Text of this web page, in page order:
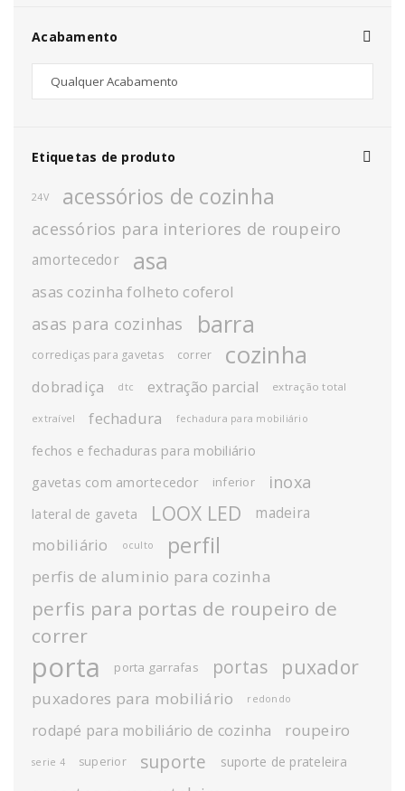
Acabamento
Etiquetas de produto
24V acessórios de cozinha
acessórios para interiores de roupeiro
amortecedor asa
asas cozinha folheto coferol
asas para cozinhas barra
corrediças para gavetas correr cozinha
dobradiça dtc extração parcial extração total
extraível fechadura fechadura para mobiliário
fechos e fechaduras para mobiliário
gavetas com amortecedor
inferior inoxa
lateral de gaveta LOOX LED madeira
mobiliário oculto perfil
perfis de aluminio para cozinha
perfis para portas de roupeiro de
correr
porta porta garrafas portas puxador
puxadores para mobiliário redondo
rodapé para mobiliário de cozinha roupeiro
serie 4 superior suporte suporte de prateleira